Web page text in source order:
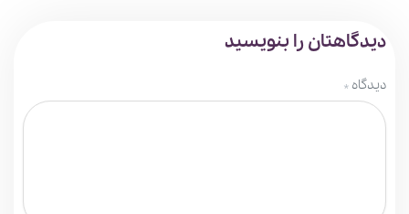
دیدگاهتان را بنویسید
دیدگاه *